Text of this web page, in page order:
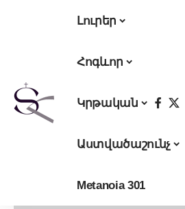
Լուրեր
Հոգևոր
Կրթական
Աստվածաշունչ
Metanoia 301